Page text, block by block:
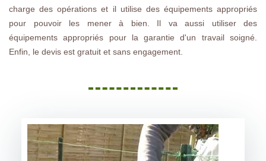
charge des opérations et il utilise des équipements appropriés
pour pouvoir les mener à bien. Il va aussi utiliser des
équipements appropriés pour la garantie d'un travail soigné.
Enfin, le devis est gratuit et sans engagement.